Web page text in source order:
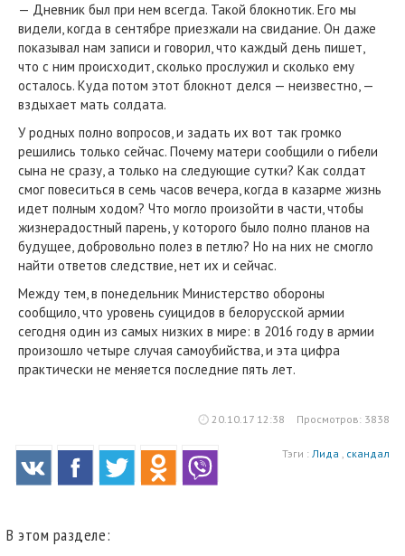
— Дневник был при нем всегда. Такой блокнотик. Его мы
видели, когда в сентябре приезжали на свидание. Он даже
показывал нам записи и говорил, что каждый день пишет,
что с ним происходит, сколько прослужил и сколько ему
осталось. Куда потом этот блокнот делся — неизвестно, —
вздыхает мать солдата.
У родных полно вопросов, и задать их вот так громко
решились только сейчас. Почему матери сообщили о гибели
сына не сразу, а только на следующие сутки? Как солдат
смог повеситься в семь часов вечера, когда в казарме жизнь
идет полным ходом? Что могло произойти в части, чтобы
жизнерадостный парень, у которого было полно планов на
будущее, добровольно полез в петлю? Но на них не смогло
найти ответов следствие, нет их и сейчас.
Между тем, в понедельник Министерство обороны
сообщило, что уровень суицидов в белорусской армии
сегодня один из самых низких в мире: в 2016 году в армии
произошло четыре случая самоубийства, и эта цифра
практически не меняется последние пять лет.
20.10.17 12:38 Просмотров: 3838
Тэги : Лида , скандал
В этом разделе: